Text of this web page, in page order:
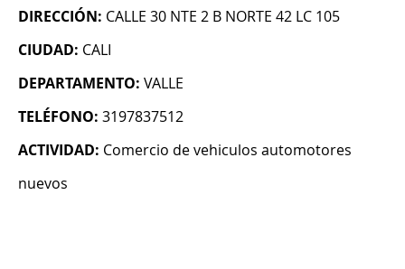
DIRECCIÓN: CALLE 30 NTE 2 B NORTE 42 LC 105
CIUDAD: CALI
DEPARTAMENTO: VALLE
TELÉFONO: 3197837512
ACTIVIDAD: Comercio de vehiculos automotores
nuevos